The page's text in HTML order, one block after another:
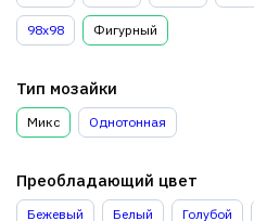
98х98 Фигурный
Тип мозайки
Микс Однотонная
Преобладающий цвет
Бежевый Белый Голубой